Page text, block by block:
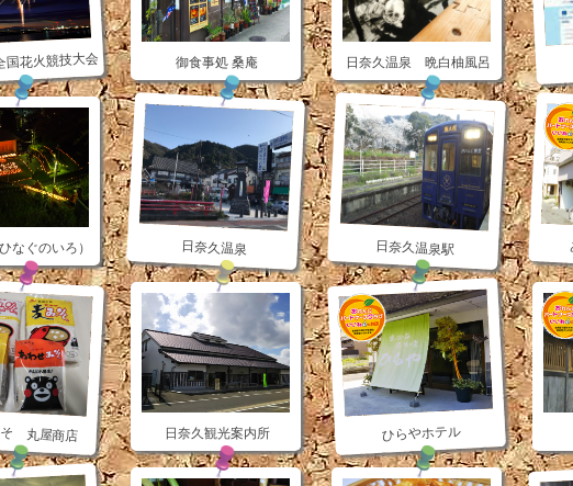
国花火競技大会 御食事処 桑庵 日奈久温泉 晩白柚風呂
なぐのいろ） 日奈久温泉 日奈久温泉駅
そ 丸屋商店 日奈久観光案内所 ひらやホテル